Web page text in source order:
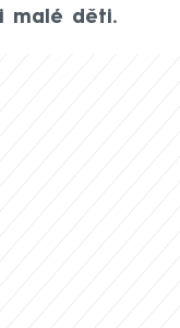
malé děti.